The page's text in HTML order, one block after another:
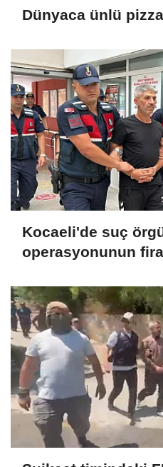
Dünyaca ünlü
Kocaeli'de suç
operasyonunun